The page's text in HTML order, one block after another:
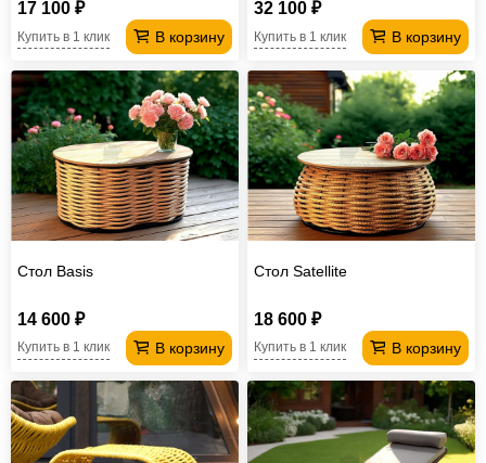
17 100 ₽
В корзину
Купить в 1 клик
32 100 ₽
В корзину
Купить в 1 клик
Стол Basis
14 600 ₽
В корзину
Купить в 1 клик
Стол Satellite
18 600 ₽
В корзину
Купить в 1 клик